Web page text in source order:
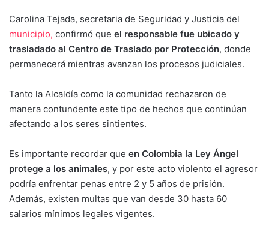
Carolina Tejada, secretaria de Seguridad y Justicia del
municipio, confirmó que el responsable fue ubicado y
trasladado al Centro de Traslado por Protección, donde
permanecerá mientras avanzan los procesos judiciales.
Tanto la Alcaldía como la comunidad rechazaron de
manera contundente este tipo de hechos que continúan
afectando a los seres sintientes.
Es importante recordar que en Colombia la Ley Ángel
protege a los animales, y por este acto violento el agresor
podría enfrentar penas entre 2 y 5 años de prisión.
Además, existen multas que van desde 30 hasta 60
salarios mínimos legales vigentes.